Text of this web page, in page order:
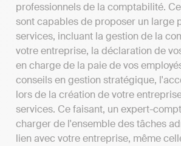
professionnels de la comptabilité.
sont capables de proposer un large
services, incluant la gestion de la
votre entreprise, la déclaration de
en charge de la paie de vos
conseils en gestion stratégique,
lors de la création de votre
services. Ce faisant, un expert-
charger de l'ensemble des tâches
lien avec votre entreprise, même